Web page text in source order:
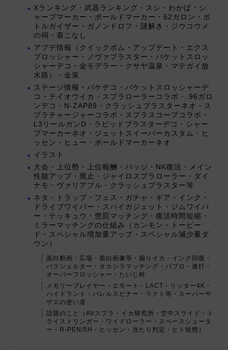
Xランキング・武器ランキング・スシ・わかば・シ
ャープマーカー・ボールドマーカー・52ガロン・ボ
トルガイザー・ガノンドロフ・謎解き・ジウコウメ
の祠・着こなし
アプデ情報（クイックボム・アップデート・エクス
プロッシャー・ノヴァブラスター・バケットスロッ
シャーデコ・金モデラー・クサヤ温泉・マテガイ放
水路）・金策
ステージ情報・バケデコ・バケットスロッシャーデ
コ・テイオウイカ・スプラローラーコラボ・.96ガロ
ンデコ・N-ZAP89・クラッシュブラスターネオ・ス
プラチャージャーコラボ・スプラスコープコラボ・
L3リールガンD・ラピッドブラスターデコ・シャー
プマーカーネオ・ジェットスイーパーカスタム・ヒ
ッセン・ヒュー・ボールドマーカーネオ
イラスト
大会・上位勢・上位報酬・バッジ・NK復活・メイン
性能アップ・廃止・ジャイロスプラローラー・ダイ
ナモ・ヴァリアブル・クラッシュブラスター等
ネタ・トラップ・フェス・ガチャ・ギア・インク・
ドライブワイパー・スパイガジェット・ジムワイパ
ー・テッキュウ・懲罰マッチング・復活時間短縮・
ミラーマッチングの仕組み（カンモン・トーピー
ド・スペシャル増加量アップ・スペシャル減少量ダ
ウン）
面白動画・広場・面白画像等・煽りイカ・インク回復・
パラシェルター・オカシラマッチング・パブロ・連打・
オーバーフロッシャー・たいじ杯
メモリープレイヤー・エモート・LACT・リッター4K・
ハイドラント・バレルスピナー・ラクト等・スーパーサ
ザエの使い道
話題のこと（AVスプラ・イカ研究所・空中スライド・ト
ライストリンガー・ワイドローラー・スペースシュータ
ー・R-PEN/5H・ヒッセン・当たり判定・ヒト状態）